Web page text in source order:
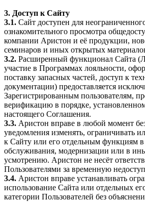
3. Доступ к Сайту
3.1. Сайт доступен для
ознакомительного просмотра
компании Аристон и её продукции,
семинаров и иных открытых
3.2. Расширенный функционал Сайта
участие в Программах лояльности,
поставку запасных частей, доступ к
документации) предоставляется
Зарегистрированным пользователям,
верификацию в порядке,
настоящего Соглашения.
3.3. Аристон вправе в любой момент
уведомления изменять, ограничивать
к Сайту или его отдельным функциям в
обслуживания, модернизации или в
усмотрению. Аристон не несёт
Пользователями за временную
3.4. Аристон вправе устанавливать
использование Сайта или отдельных
категории Пользователей без